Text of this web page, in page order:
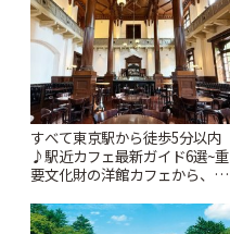
すべて東京駅から徒歩5分以内
♪駅近カフェ最新ガイド6選~重
要文化財の洋館カフェから、改
りっぷ